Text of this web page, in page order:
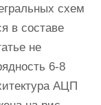
схем
в составе
не
6-8
АЦП